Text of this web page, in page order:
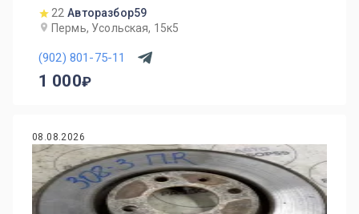
22 Авторазбор59
Пермь, Усольская, 15к5
(902) 801-75-11
1 000
08.08.2026